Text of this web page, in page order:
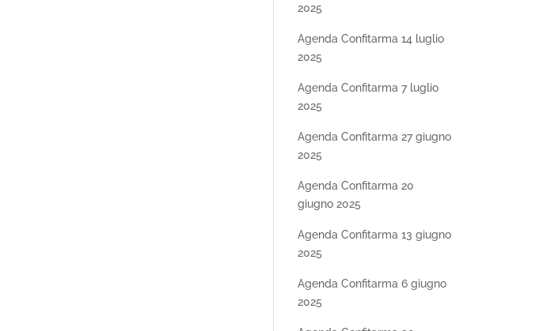
2025
Agenda Confitarma 14 luglio
2025
Agenda Confitarma 7 luglio
2025
Agenda Confitarma 27 giugno
2025
Agenda Confitarma 20
giugno 2025
Agenda Confitarma 13 giugno
2025
Agenda Confitarma 6 giugno
2025